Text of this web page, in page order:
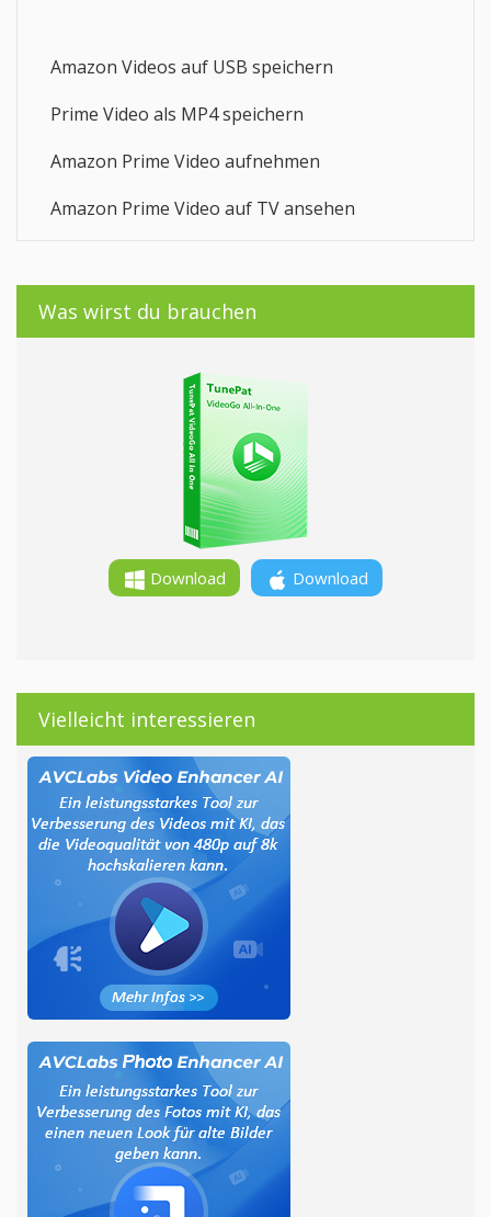
Amazon Videos auf USB speichern
Prime Video als MP4 speichern
Amazon Prime Video aufnehmen
Amazon Prime Video auf TV ansehen
Was wirst du brauchen
Download Download
Vielleicht interessieren